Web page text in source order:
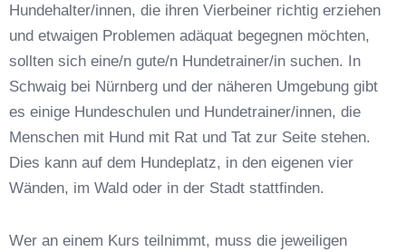
Land – Online-Test
Hundetrainer Ausbildung in Schwaig bei
Nürnberg oder online
Hundezubehör für das Training und
Hundespielzeug zur Beschäftigung
Preisvergleich der Hundeschulen in Schwaig bei
Hundeschulen vs. Hundesportvereine in
Schwaig bei Nürnberg
Schwaig bei Nürnberg
Hundehalter/innen, die ihren Vierbeiner richtig erziehen
und etwaigen Problemen adäquat begegnen möchten,
sollten sich eine/n gute/n Hundetrainer/in suchen. In
Schwaig bei Nürnberg und der näheren Umgebung gibt
es einige Hundeschulen und Hundetrainer/innen, die
Menschen mit Hund mit Rat und Tat zur Seite stehen.
Dies kann auf dem Hundeplatz, in den eigenen vier
Wänden, im Wald oder in der Stadt stattfinden.
Wer an einem Kurs teilnimmt, muss die jeweiligen